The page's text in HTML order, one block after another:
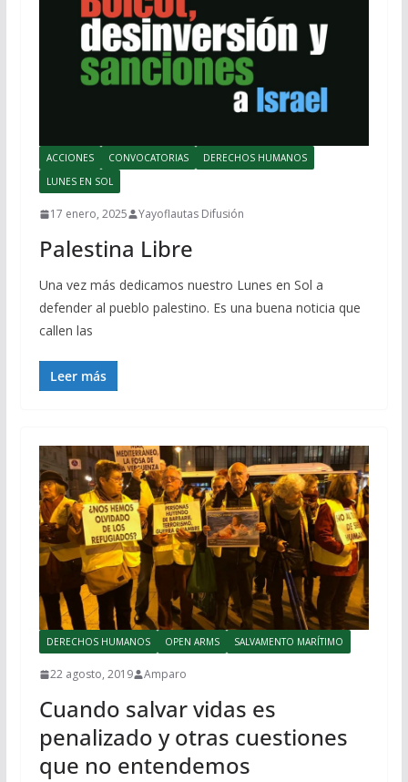
ACCIONES CONVOCATORIAS
DERECHOS HUMANOS
LUNES EN SOL
17 enero, 2025 Yayoflautas Difusión
Palestina Libre
Una vez más dedicamos nuestro Lunes en Sol a
defender al pueblo palestino. Es una buena noticia que
callen las
Leer más
DERECHOS HUMANOS OPEN ARMS SALVAMENTO MARÍTIMO
22 agosto, 2019 Amparo
Cuando salvar vidas es
penalizado y otras cuestiones
que no entendemos